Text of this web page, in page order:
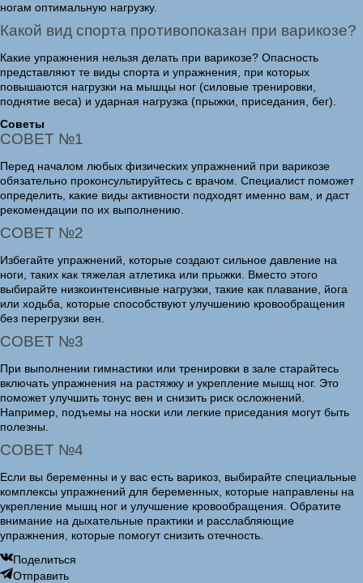
ногам оптимальную нагрузку.
Какой вид спорта противопоказан при варикозе?
Какие упражнения нельзя делать при варикозе? Опасность
представляют те виды спорта и упражнения, при которых
повышаются нагрузки на мышцы ног (силовые тренировки,
поднятие веса) и ударная нагрузка (прыжки, приседания, бег).
Советы
СОВЕТ №1
Перед началом любых физических упражнений при варикозе
обязательно проконсультируйтесь с врачом. Специалист поможет
определить, какие виды активности подходят именно вам, и даст
рекомендации по их выполнению.
СОВЕТ №2
Избегайте упражнений, которые создают сильное давление на
ноги, таких как тяжелая атлетика или прыжки. Вместо этого
выбирайте низкоинтенсивные нагрузки, такие как плавание, йога
или ходьба, которые способствуют улучшению кровообращения
без перегрузки вен.
СОВЕТ №3
При выполнении гимнастики или тренировки в зале старайтесь
включать упражнения на растяжку и укрепление мышц ног. Это
поможет улучшить тонус вен и снизить риск осложнений.
Например, подъемы на носки или легкие приседания могут быть
полезны.
СОВЕТ №4
Если вы беременны и у вас есть варикоз, выбирайте специальные
комплексы упражнений для беременных, которые направлены на
укрепление мышц ног и улучшение кровообращения. Обратите
внимание на дыхательные практики и расслабляющие
упражнения, которые помогут снизить отечность.
Поделиться
Отправить